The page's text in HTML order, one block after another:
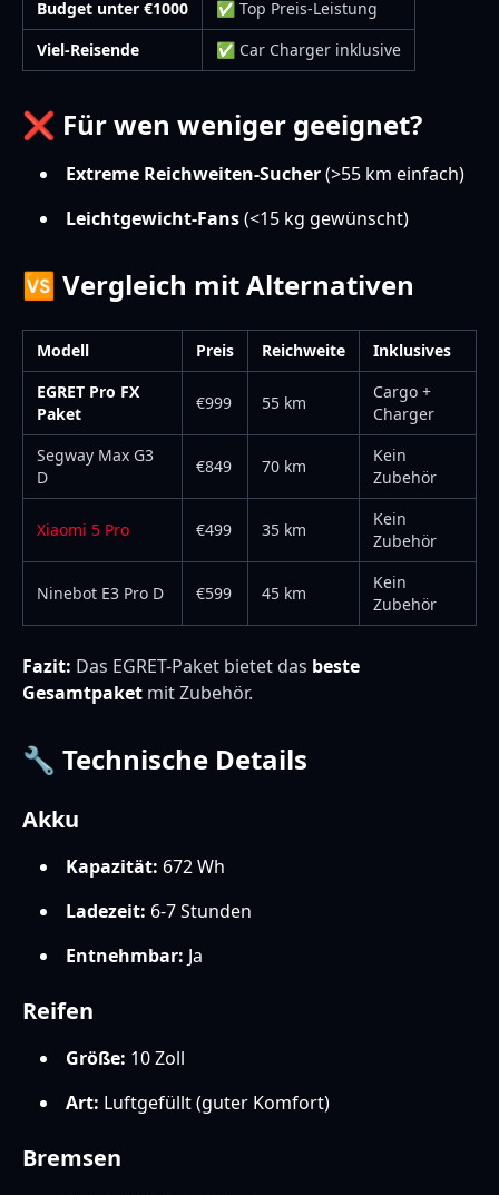
Budget unter €1000
✅ Top Preis-Leistung
Viel-Reisende
✅ Car Charger inklusive
❌ Für wen weniger geeignet?
Extreme Reichweiten-Sucher(>55 km einfach)
Leichtgewicht-Fans(<15 kg gewünscht)
🆚 Vergleich mit Alternativen
Modell Preis Reichweite
Inklusives
EGRET Pro FX
Paket
€999 55 km
Cargo +
Charger
Segway Max G3
D
€849 70 km
Kein
Zubehör
Xiaomi 5 Pro €499 35 km
Kein
Zubehör
Ninebot E3 Pro D €599 45 km
Kein
Zubehör
Fazit: Das EGRET-Paket bietet das beste
Gesamtpaket mit Zubehör.
🔧 Technische Details
Akku
Kapazität: 672 Wh
Ladezeit: 6-7 Stunden
Entnehmbar: Ja
Reifen
Größe: 10 Zoll
Art: Luftgefüllt (guter Komfort)
Bremsen